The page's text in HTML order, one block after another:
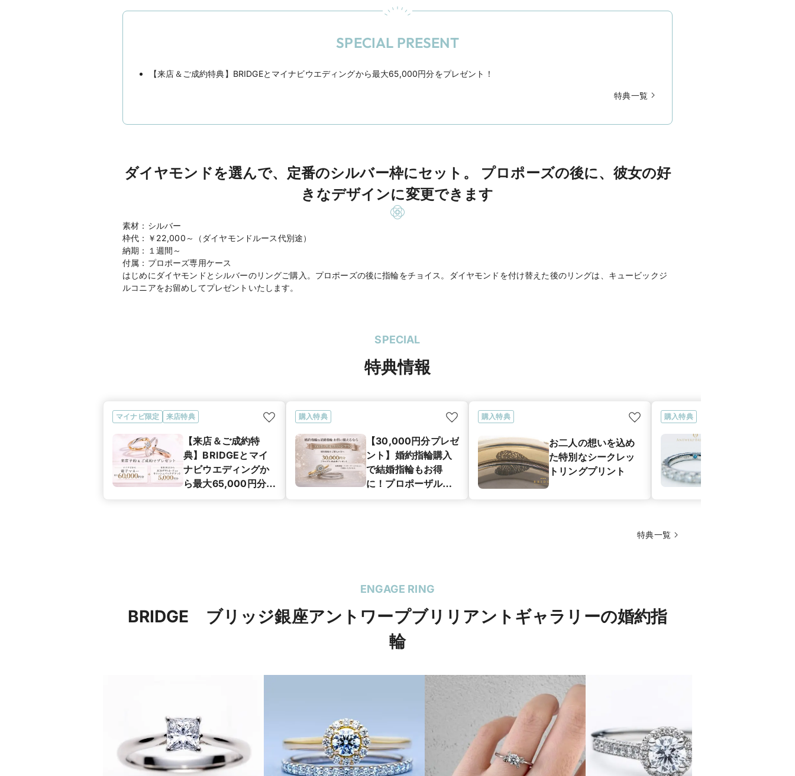
SPECIAL PRESENT
【来店＆ご成約特典】BRIDGEとマイナビウエディングから最大65,000円分をプレゼント！
特典一覧
ダイヤモンドを選んで、定番のシルバー枠にセット。 プロポーズの後に、彼女の好
きなデザインに変更できます
素材：シルバー
枠代：￥22,000～（ダイヤモンドルース代別途）
納期：１週間～
付属：プロポーズ専用ケース
はじめにダイヤモンドとシルバーのリングご購入。プロポーズの後に指輪をチョイス。ダイヤモンドを付け替えた後のリングは、キュービックジ
SPECIAL
特典情報
マイナビ限定 来店特典
【来店＆ご成約特
典】BRIDGEとマイ
ナビウエディングか
ら最大65,000円分を
購入特典
【30,000円分プレゼ
ント】婚約指輪購入
で結婚指輪もお得
に！プロポーザル・
購入特典
お二人の想いを込め
た特別なシークレッ
トリングプリント
購入特典
特典一覧
ENGAGE RING
BRIDGE ブリッジ銀座アントワープブリリアントギャラリーの婚約指
輪